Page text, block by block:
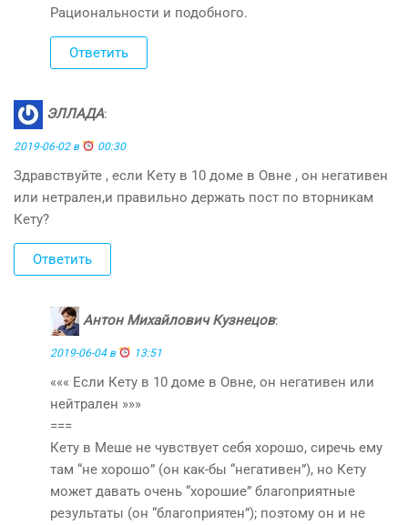
Рациональности и подобного.
Ответить
ЭЛЛАДА:
2019-06-02 в 00:30
Здравствуйте , если Кету в 10 доме в Овне , он негативен
или нетрален,и правильно держать пост по вторникам
Кету?
Ответить
Антон Михайлович Кузнецов:
2019-06-04 в 13:51
««« Если Кету в 10 доме в Овне, он негативен или
нейтрален »»»
===
Кету в Меше не чувствует себя хорошо, сиречь ему
там “не хорошо” (он как-бы “негативен”), но Кету
может давать очень “хорошие” благоприятные
результаты (он “благоприятен”); поэтому он и не